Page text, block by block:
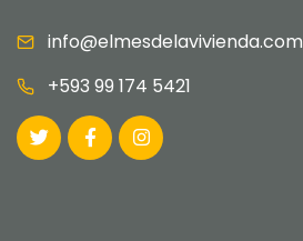
info@elmesdelavivienda.com
+593 99 174 5421